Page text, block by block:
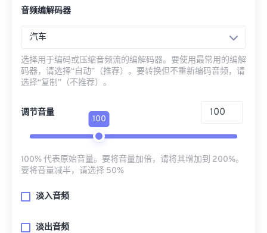
音频编解码器
汽车
选择用于编码或压缩音频流的编解码器。要使用最常用的编解
码器，请选择“自动”（推荐）。要转换但不重新编码音频，请
选择“复制”（不推荐）。
调节音量
100
100% 代表原始音量。要将音量加倍，请将其增加到 200%。
要将音量减半，请选择 50%
淡入音频
淡出音频